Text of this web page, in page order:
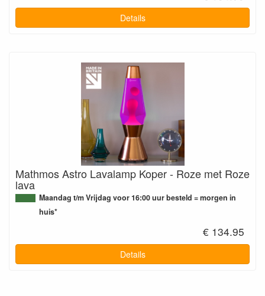
Details
Mathmos Astro Lavalamp Koper - Roze met Roze
lava
Maandag t/m Vrijdag voor 16:00 uur besteld = morgen in
huis*
€ 134.95
Details